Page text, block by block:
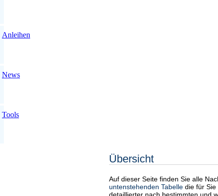
Anleihen
News
Tools
Übersicht
Auf dieser Seite finden Sie alle
untenstehenden Tabelle die für
detaillierter nach bestimmten und